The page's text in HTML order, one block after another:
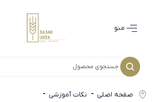
صفحه اصلی
نکات آموزشی